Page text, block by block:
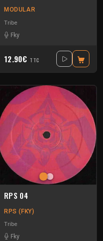
MODULAR
Tribe
Fky
12.90€ TTC
RPS 04
RPS (FKY)
Tribe
Fky